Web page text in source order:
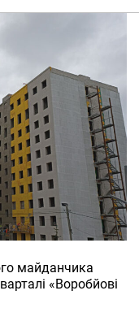
майданчика
«Воробйові